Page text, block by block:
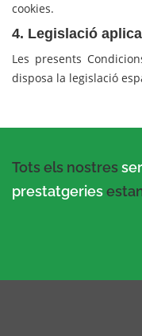
cookies.
4. Legislació
Les presents
disposa la legislació
Tots els nostres
prestatgeries